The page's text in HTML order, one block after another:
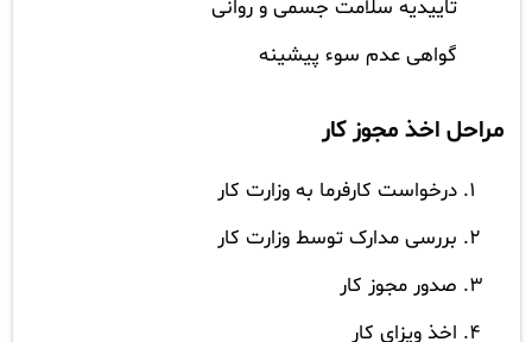
تاییدیه سلامت جسمی و روانی
گواهی عدم سوء پیشینه
مراحل اخذ مجوز کار
درخواست کارفرما به وزارت کار
بررسی مدارک توسط وزارت کار
صدور مجوز کار
اخذ ویزای کار